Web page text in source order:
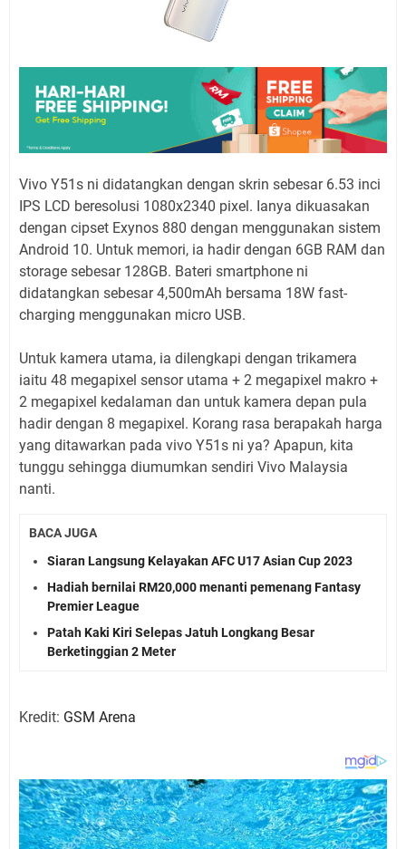
Vivo Y51s ni didatangkan dengan skrin sebesar 6.53 inci
IPS LCD beresolusi 1080x2340 pixel. Ianya dikuasakan
dengan cipset Exynos 880 dengan menggunakan sistem
Android 10. Untuk memori, ia hadir dengan 6GB RAM dan
storage sebesar 128GB. Bateri smartphone ni
didatangkan sebesar 4,500mAh bersama 18W fast-
charging menggunakan micro USB.
Untuk kamera utama, ia dilengkapi dengan trikamera
iaitu 48 megapixel sensor utama + 2 megapixel makro +
2 megapixel kedalaman dan untuk kamera depan pula
hadir dengan 8 megapixel. Korang rasa berapakah harga
yang ditawarkan pada vivo Y51s ni ya? Apapun, kita
tunggu sehingga diumumkan sendiri Vivo Malaysia
nanti.
BACA JUGA
Siaran Langsung Kelayakan AFC U17 Asian Cup 2023
Hadiah bernilai RM20,000 menanti pemenang Fantasy
Premier League
Patah Kaki Kiri Selepas Jatuh Longkang Besar
Berketinggian 2 Meter
Kredit: GSM Arena